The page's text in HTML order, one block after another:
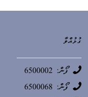
ގުޅުއްވާ
ފޯން: 6500002
ފޯން: 6500068